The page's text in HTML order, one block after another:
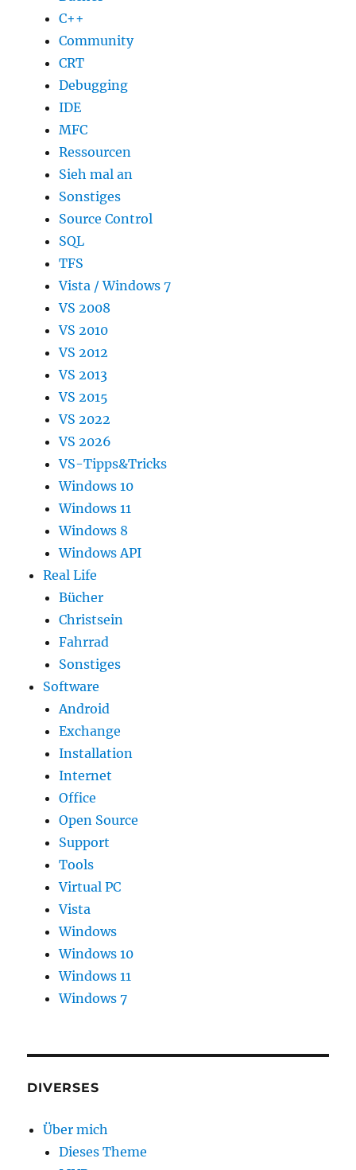
C++
Community
CRT
Debugging
IDE
MFC
Ressourcen
Sieh mal an
Sonstiges
Source Control
SQL
TFS
Vista / Windows 7
VS 2008
VS 2010
VS 2012
VS 2013
VS 2015
VS 2022
VS 2026
VS-Tipps&Tricks
Windows 10
Windows 11
Windows 8
Windows API
Real Life
Bücher
Christsein
Fahrrad
Sonstiges
Software
Android
Exchange
Installation
Internet
Office
Open Source
Support
Tools
Virtual PC
Vista
Windows
Windows 10
Windows 11
Windows 7
DIVERSES
Über mich
Dieses Theme